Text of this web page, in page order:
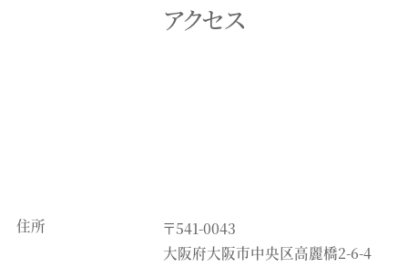
アクセス
住所
〒541-0043
大阪府大阪市中央区高麗橋2-6-4